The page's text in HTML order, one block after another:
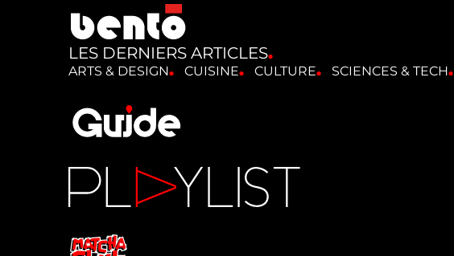
LES DERNIERS ARTICLES
ARTS & DESIGN CUISINE CULTURE SCIENCES & TECH